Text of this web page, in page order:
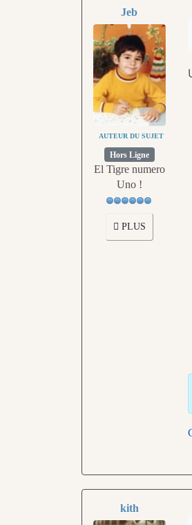
Jeb
AUTEUR DU SUJET
Hors Ligne
El Tigre numero
Uno !
PLUS
kith